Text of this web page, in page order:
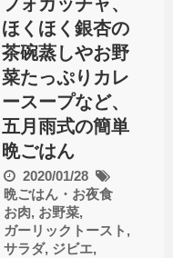
ほくほく銀杏の
茶碗蒸しやお野
菜たっぷりカレ
ースープなど、
五月雨式の簡単
晩ごはん
2020/01/28
晩ごはん・お夜食
お肉, お野菜,
ガーリックトースト ,
サラダ, ジビエ,